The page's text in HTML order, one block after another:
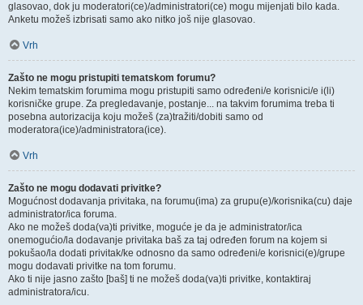
glasovao, dok ju moderatori(ce)/administratori(ce) mogu mijenjati bilo kada.
Anketu možeš izbrisati samo ako nitko još nije glasovao.
Vrh
Zašto ne mogu pristupiti tematskom forumu?
Nekim tematskim forumima mogu pristupiti samo određeni/e korisnici/e i(li)
korisničke grupe. Za pregledavanje, postanje... na takvim forumima treba ti
posebna autorizacija koju možeš (za)tražiti/dobiti samo od
moderatora(ice)/administratora(ice).
Vrh
Zašto ne mogu dodavati privitke?
Mogućnost dodavanja privitaka, na forumu(ima) za grupu(e)/korisnika(cu) daje
administrator/ica foruma.
Ako ne možeš doda(va)ti privitke, moguće je da je administrator/ica
onemogućio/la dodavanje privitaka baš za taj određen forum na kojem si
pokušao/la dodati privitak/ke odnosno da samo određeni/e korisnici(e)/grupe
mogu dodavati privitke na tom forumu.
Ako ti nije jasno zašto [baš] ti ne možeš doda(va)ti privitke, kontaktiraj
administratora/icu.